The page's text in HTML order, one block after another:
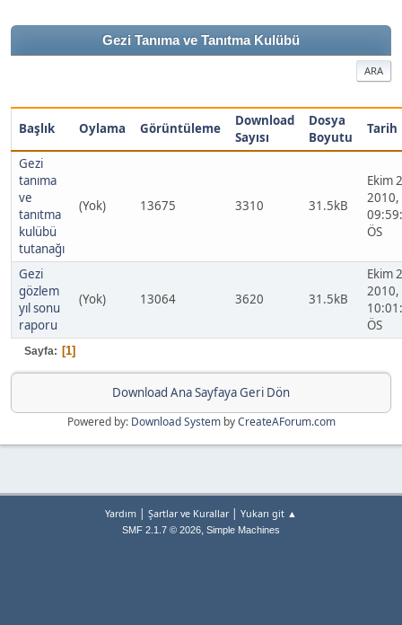
Gezi Tanıma ve Tanıtma Kulübü
ARA
Başlık Oylama Görüntüleme
Download
Sayısı
Dosya
Boyutu
Tarih
Gezi
tanıma
ve
tanıtma
kulübü
tutanağı
(Yok) 13675 3310 31.5kB
Ekim
2010,
ÖS
Gezi
gözlem
yıl sonu
raporu
(Yok) 13064 3620 31.5kB
Ekim
2010,
ÖS
Sayfa 1
Download Ana Sayfaya Geri Dön
Powered by: Download SystembyCreateAForum.com
Yardım | Şartlar ve Kurallar| Yukarı git ▲
SMF 2.1.7 © 2026, Simple Machines